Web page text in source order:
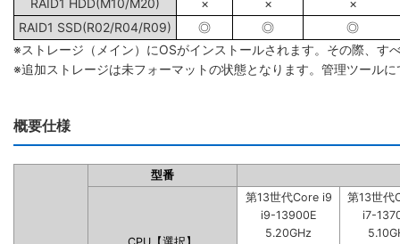
RAID1 SSD(R02/R04/R09)
◎ ◎
◎
※ストレージ（メイン）にOSがインストールされます。その際、す
※追加ストレージは未フォーマットの状態となります。管理ツール
概要仕様
型番
第13世代Core i9
i9-13900E
5.20GHz
第13世代
i7-